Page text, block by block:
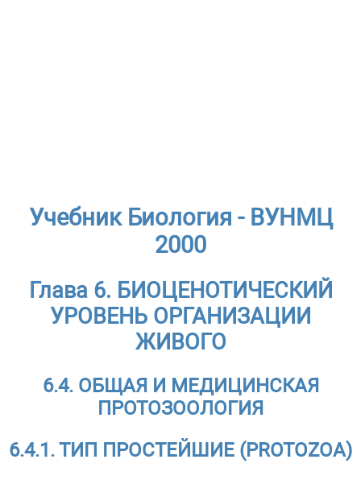
Учебник Биология - ВУНМЦ
2000
Глава 6. БИОЦЕНОТИЧЕСКИЙ
УРОВЕНЬ ОРГАНИЗАЦИИ
ЖИВОГО
6.4. ОБЩАЯ И МЕДИЦИНСКАЯ
ПРОТОЗООЛОГИЯ
6.4.1. ТИП ПРОСТЕЙШИЕ (PROTOZOA)